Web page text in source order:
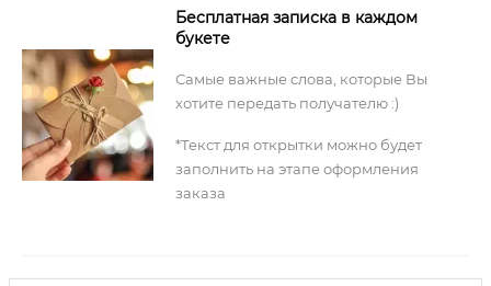
Бесплатная записка в каждом
букете
Самые важные слова, которые Вы
хотите передать получателю :)
*Текст для открытки можно будет
заполнить на этапе оформления
заказа